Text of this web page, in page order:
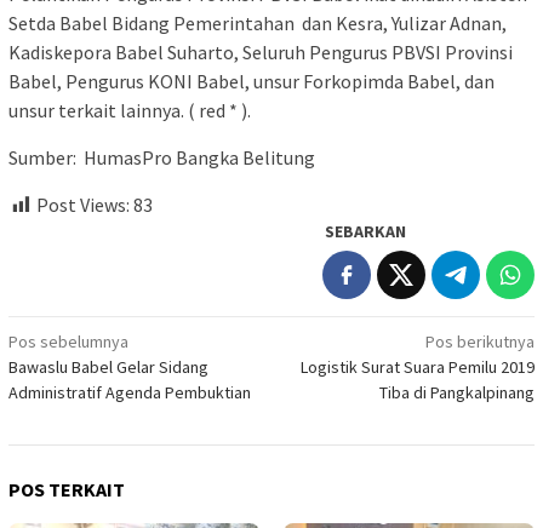
Setda Babel Bidang Pemerintahan dan Kesra, Yulizar Adnan,
Kadiskepora Babel Suharto, Seluruh Pengurus PBVSI Provinsi
Babel, Pengurus KONI Babel, unsur Forkopimda Babel, dan
unsur terkait lainnya. ( red * ).
Sumber: HumasPro Bangka Belitung
Post Views: 83
SEBARKAN
Navigasi
pos
Pos sebelumnya
Bawaslu Babel Gelar Sidang
Administratif Agenda Pembuktian
Pos berikutnya
Logistik Surat Suara Pemilu 2019
Tiba di Pangkalpinang
POS TERKAIT